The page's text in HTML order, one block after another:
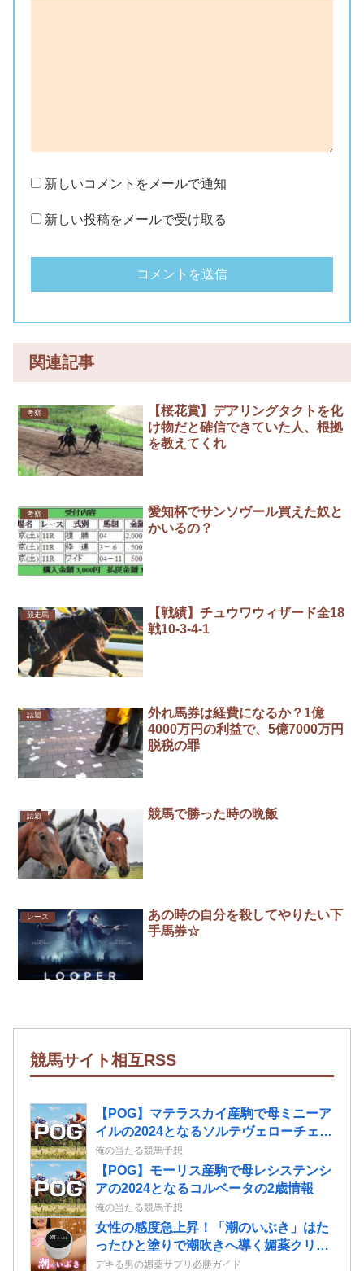
新しいコメントをメールで通知
新しい投稿をメールで受け取る
関連記事
考察
【桜花賞】デアリングタクトを化
け物だと確信できていた人、根拠
を教えてくれ
考察
愛知杯でサンソヴール買えた奴と
かいるの？
競走馬
【戦績】チュウワウィザード全18
戦10-3-4-1
話題
外れ馬券は経費になるか？1億
4000万円の利益で、5億7000万円
脱税の罪
話題 競馬で勝った時の晩飯
レース
あの時の自分を殺してやりたい下
手馬券☆
競馬サイト相互RSS
【POG】マテラスカイ産駒で母ミニーア
イルの2024となるソルテヴェローチェの
2歳情報
俺の当たる競馬予想
【POG】モーリス産駒で母レシステンシ
アの2024となるコルベータの2歳情報
俺の当たる競馬予想
女性の感度急上昇！「潮のいぶき」はた
ったひと塗りで潮吹きへ導く媚薬クリー
ムだ！
デキる男の媚薬サプリ必勝ガイド